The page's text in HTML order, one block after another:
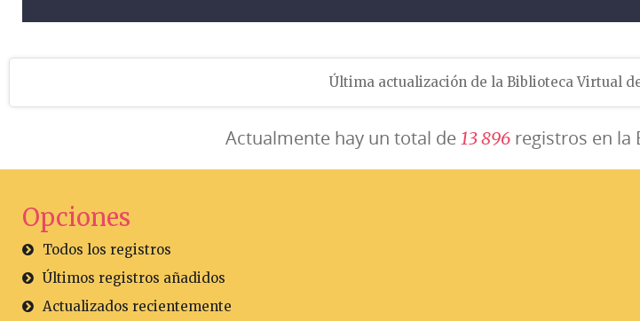
Última actualización de la Biblioteca Virtual
Actualmente hay un total de 13896registros en la
Opciones
Todos los registros
Últimos registros añadidos
Actualizados recientemente